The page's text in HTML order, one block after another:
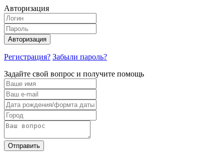
Авторизация
Авторизация
Регистрация? Забыли пароль?
Задайте свой вопрос и получите помощь
Отправить